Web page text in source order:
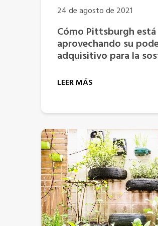
24 de agosto de 2021
Cómo Pittsburgh está
aprovechando su
adquisitivo para la
LEER MÁS